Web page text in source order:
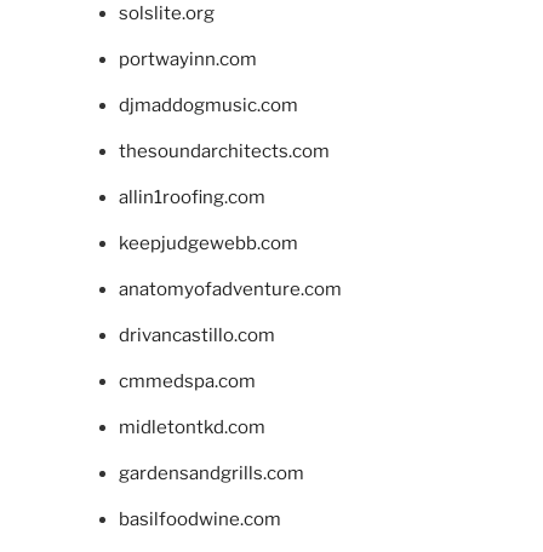
solslite.org
portwayinn.com
djmaddogmusic.com
thesoundarchitects.com
allin1roofing.com
keepjudgewebb.com
anatomyofadventure.com
drivancastillo.com
cmmedspa.com
midletontkd.com
gardensandgrills.com
basilfoodwine.com